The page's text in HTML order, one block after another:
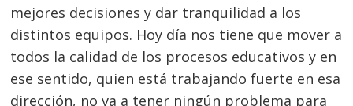
mejores decisiones y dar tranquilidad a los
distintos equipos. Hoy día nos tiene que mover a
todos la calidad de los procesos educativos y en
ese sentido, quien está trabajando fuerte en esa
dirección, no va a tener ningún problema para